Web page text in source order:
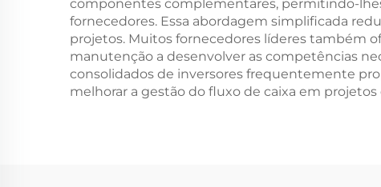
componentes complementares, permitindo-
fornecedores. Essa abordagem simplificada
projetos. Muitos fornecedores líderes também
manutenção a desenvolver as competências
consolidados de inversores frequentemente
melhorar a gestão do fluxo de caixa em